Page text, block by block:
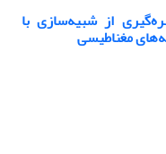
از شبیه‌سازی با
مغناطیسی